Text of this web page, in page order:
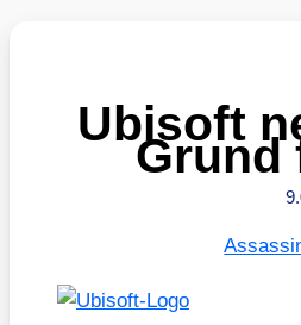
Ubisoft
Grund